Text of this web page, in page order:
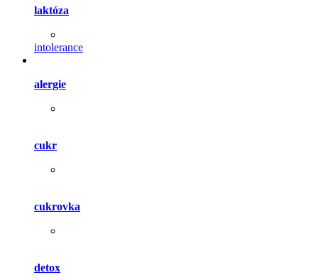
laktóza
intolerance
alergie
cukr
cukrovka
detox